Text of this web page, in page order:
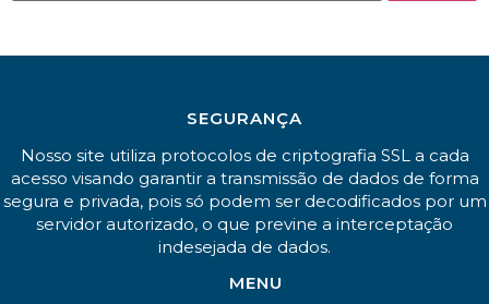
SEGURANÇA
Nosso site utiliza protocolos de criptografia SSL a cada
acesso visando garantir a transmissão de dados de forma
segura e privada, pois só podem ser decodificados por um
servidor autorizado, o que previne a interceptação
indesejada de dados.
MENU